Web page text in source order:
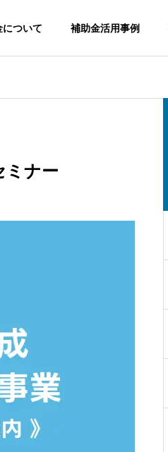
について 補助金活用事例
ミナー